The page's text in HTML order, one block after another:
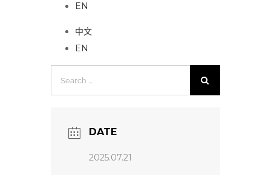
EN
中文
EN
DATE
2025.07.21